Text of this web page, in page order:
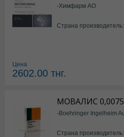
-Химфарм АО
Страна
Цена
2602.00 тнг.
МОВАЛИС
-Boehringer Ingelheim
Страна